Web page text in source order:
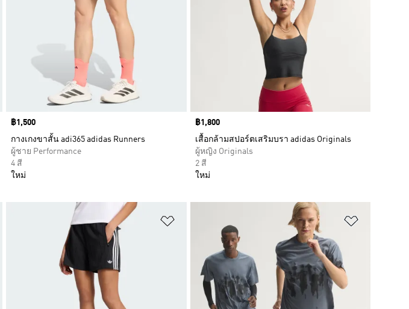
Price
฿1,500
กางเกงขาสั้น adi365 adidas Runners
ผู้ชาย Performance
4 สี
ใหม่
Price
฿1,800
เสื้อกล้ามสปอร์ตเสริมบรา adidas Originals
ผู้หญิง Originals
2 สี
ใหม่
พิ่มไปยังรายการสินค้าโปรด เพิ่มไปยังรายการสินค้าโปรด